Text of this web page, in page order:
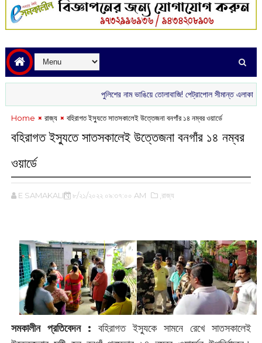
পুলিশের নাম ভাঙিয়ে তোলাবাজি! পেট্রাপোল সীমান্ত এলাকা থেকে
Home রাজ্য বহিরাগত ইস্যুতে সাতসকালেই উত্তেজনা বনগাঁর ১৪ নম্বর ওয়ার্ডে
বহিরাগত ইস্যুতে সাতসকালেই উত্তেজনা বনগাঁর ১৪ নম্বর
ওয়ার্ডে
E SAMAKALIN ৮/২১/২০২২ ০৯:৩৭:০০ AM ,রাজ্য
সমকালীন প্রতিবেদন : বহিরাগত ইস্যুকে সামনে রেখে সাতসকালেই